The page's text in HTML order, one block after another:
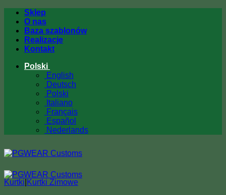
Przewiń
zawartości
Sklep
O nas
Baza szablonów
Realizacje
Kontakt
Polski
English
Deutsch
Polski
Italiano
Français
Español
Nederlands
Kurtki Kurtki Zimowe